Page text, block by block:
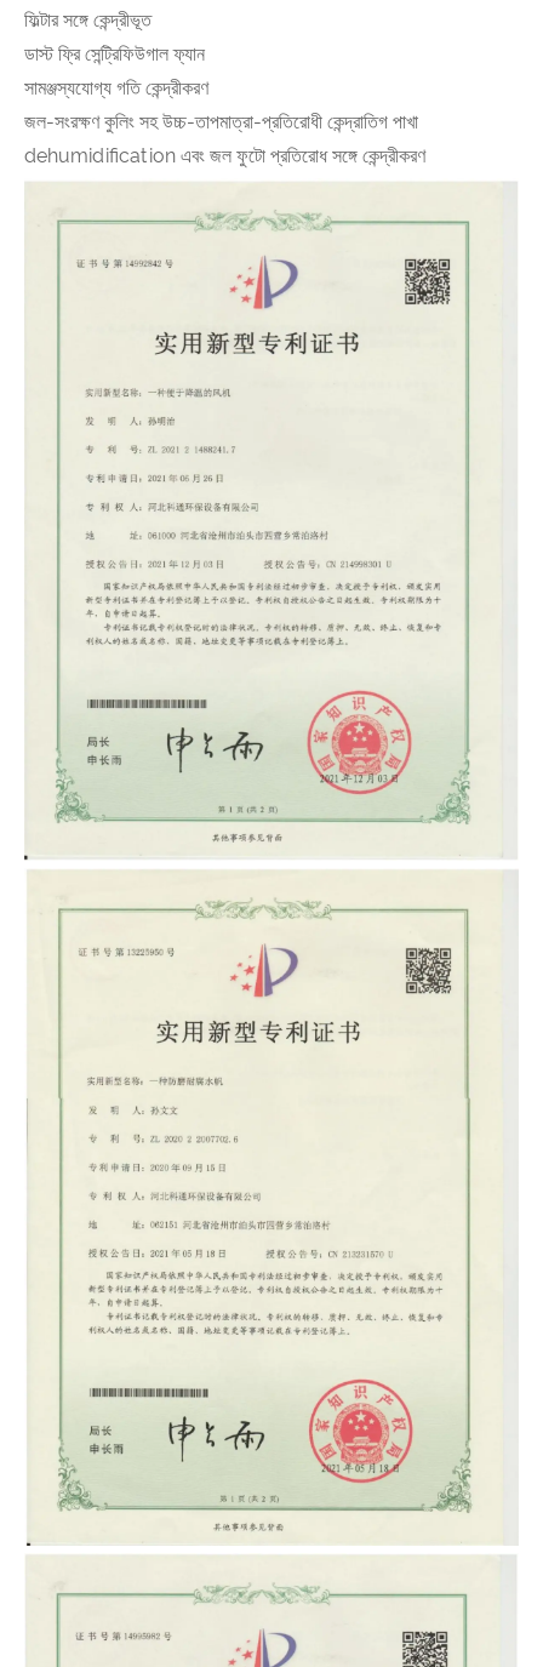
ফিল্টার সঙ্গে কেন্দ্রীভূত
ডাস্ট ফ্রি সেন্ট্রিফিউগাল ফ্যান
সামঞ্জস্যযোগ্য গতি কেন্দ্রীকরণ
জল-সংরক্ষণ কুলিং সহ উচ্চ-তাপমাত্রা-প্রতিরোধী কেন্দ্রাতিগ পাখা
dehumidification এবং জল ফুটো প্রতিরোধ সঙ্গে কেন্দ্রীকরণ